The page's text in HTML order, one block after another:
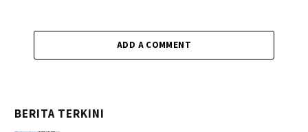
ADD A COMMENT
BERITA TERKINI